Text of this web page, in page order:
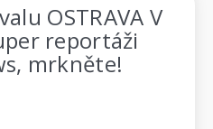
OSTRAVA V
reportáži
mrkněte!